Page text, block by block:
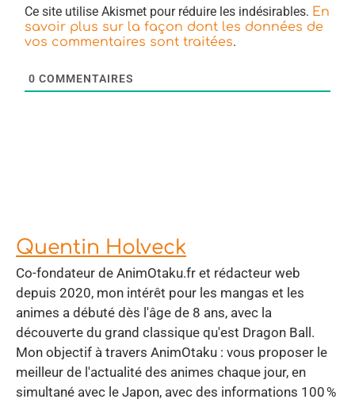
Ce site utilise Akismet pour réduire les indésirables. En
savoir plus sur la façon dont les données de
vos commentaires sont traitées.
0 COMMENTAIRES
Quentin Holveck
Co-fondateur de AnimOtaku.fr et rédacteur web
depuis 2020, mon intérêt pour les mangas et les
animes a débuté dès l'âge de 8 ans, avec la
découverte du grand classique qu'est Dragon Ball.
Mon objectif à travers AnimOtaku : vous proposer le
meilleur de l'actualité des animes chaque jour, en
simultané avec le Japon, avec des informations 100 %